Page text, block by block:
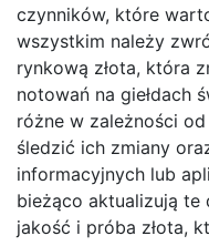
czynników, które
wszystkim należy
rynkową złota, która
notowań na giełdach
różne w zależności
śledzić ich zmiany
informacyjnych lub
bieżąco aktualizują te
jakość i próba złota,